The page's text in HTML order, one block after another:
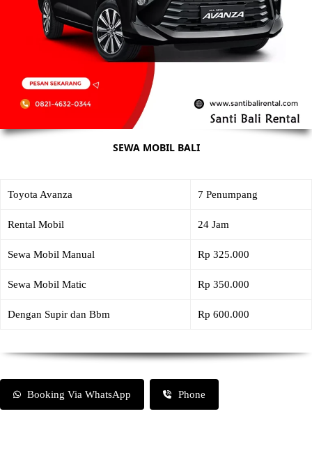
SEWA MOBIL BALI
Toyota Avanza 7 Penumpang
Rental Mobil 24 Jam
Sewa Mobil Manual Rp 325.000
Sewa Mobil Matic Rp 350.000
Dengan Supir dan Bbm Rp 600.000
Booking Via WhatsApp Phone